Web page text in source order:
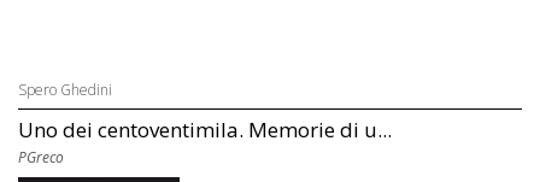
Spero Ghedini
Uno dei centoventimila. Memorie di u...
PGreco